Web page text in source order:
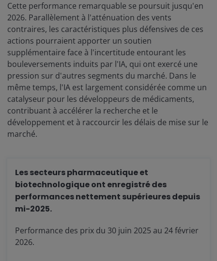
Cette performance remarquable se poursuit jusqu'en
2026. Parallèlement à l'atténuation des vents
contraires, les caractéristiques plus défensives de ces
actions pourraient apporter un soutien
supplémentaire face à l'incertitude entourant les
bouleversements induits par l'IA, qui ont exercé une
pression sur d'autres segments du marché. Dans le
même temps, l'IA est largement considérée comme un
catalyseur pour les développeurs de médicaments,
contribuant à accélérer la recherche et le
développement et à raccourcir les délais de mise sur le
marché.
Les secteurs pharmaceutique et
biotechnologique ont enregistré des
performances nettement supérieures depuis
mi-2025.
Performance des prix du 30 juin 2025 au 24 février
2026.